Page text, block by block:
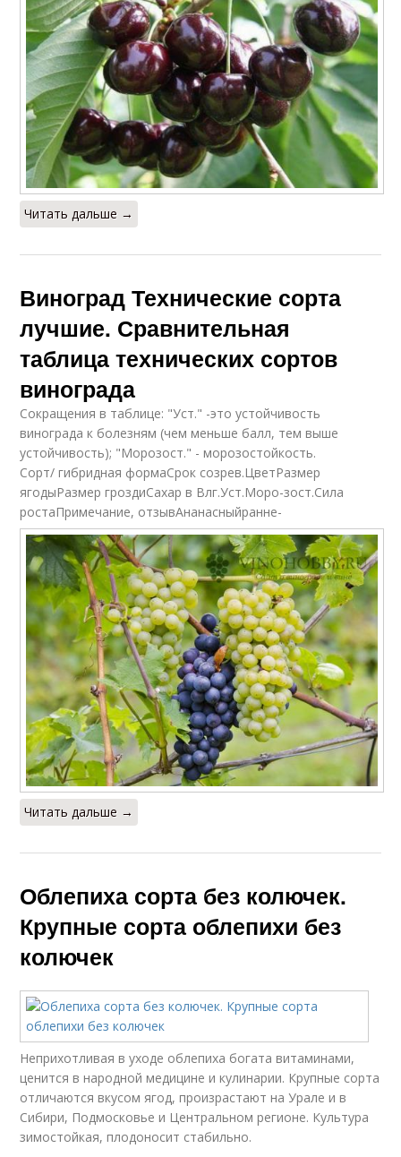
Читать дальше →
Виноград Технические сорта
лучшие. Сравнительная
таблица технических сортов
винограда
Сокращения в таблице: "Уст." -это устойчивость
винограда к болезням (чем меньше балл, тем выше
устойчивость); "Морозост." - морозостойкость.
Сорт/ гибридная формаСрок созрев.ЦветРазмер
ягодыРазмер гроздиСахар в Влг.Уст.Моро-зост.Сила
ростаПримечание, отзывАнанасныйранне-
Читать дальше →
Облепиха сорта без колючек.
Крупные сорта облепихи без
колючек
Неприхотливая в уходе облепиха богата витаминами,
ценится в народной медицине и кулинарии. Крупные сорта
отличаются вкусом ягод, произрастают на Урале и в
Сибири, Подмосковье и Центральном регионе. Культура
зимостойкая, плодоносит стабильно.